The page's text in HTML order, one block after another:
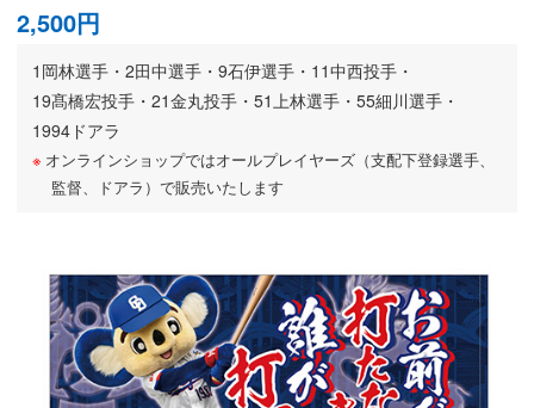
2,500円
1岡林選手・ 2田中選手・ 9石伊選手・ 11中西投手・
19髙橋宏投手・ 21金丸投手・ 51上林選手・ 55細川選手・
1994ドアラ
オンラインショップではオールプレイヤーズ（支配下登録選手、
監督、ドアラ）で販売いたします